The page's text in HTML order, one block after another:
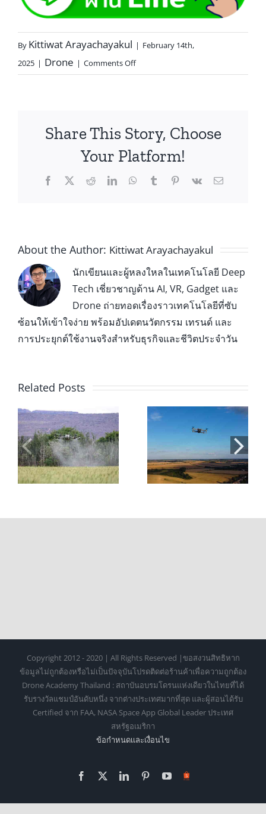
By Kittiwat Arayachayakul | February 14th,
2025 | Drone | Comments Off
Share This Story, Choose
Your Platform!
About the Author: Kittiwat Arayachayakul
นักเขียนและผู้หลงใหลในเทคโนโลยี Deep
Tech เชี่ยวชาญด้าน AI, VR, Gadget และ
Drone ถ่ายทอดเรื่องราวเทคโนโลยีที่ซับ
ซ้อนให้เข้าใจง่าย พร้อมอัปเดตนวัตกรรม เทรนด์ และ
การประยุกต์ใช้งานจริงสำหรับธุรกิจและชีวิตประจำวัน
Related Posts
สอบใบอนุญาตบิน
โดรน 2026: ขั้น
ตอน ค่าใช้จ่าย
โดรนเพื่อ
การเกษตร: 7 ข้อดี
และประโยชน์ที่
ช่วยลดต้นทุนและ
Copyright 2012 - 2020 | All Rights Reserved |ขอสงวนสิทธิหาก
ข้อมูลไม่ถูกต้องหรือไม่เป็นปัจจุบันโปรดติดต่อร้านค้าเพื่อความถูกต้อง
Drone Academy Thailand : สถาบันอบรมโดรนแห่งเดียวในไทยที่ได้
รับรางวัลแชมป์อันดับหนึ่ง จากต่างประเทศมากที่สุด และผู้สอนได้รับ
Certified จาก FAA, NASA Space App Global Leader ประเทศ
สหรัฐอเมริกา
ข้อกำหนดเเละเงื่อนไข